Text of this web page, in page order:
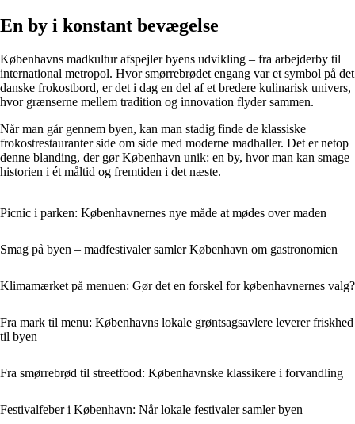
En by i konstant bevægelse
Københavns madkultur afspejler byens udvikling – fra arbejderby til
international metropol. Hvor smørrebrødet engang var et symbol på det
danske frokostbord, er det i dag en del af et bredere kulinarisk univers,
hvor grænserne mellem tradition og innovation flyder sammen.
Når man går gennem byen, kan man stadig finde de klassiske
frokostrestauranter side om side med moderne madhaller. Det er netop
denne blanding, der gør København unik: en by, hvor man kan smage
historien i ét måltid og fremtiden i det næste.
Picnic i parken: Københavnernes nye måde at mødes over maden
Smag på byen – madfestivaler samler København om gastronomien
Klimamærket på menuen: Gør det en forskel for københavnernes valg?
Fra mark til menu: Københavns lokale grøntsagsavlere leverer friskhed
til byen
Fra smørrebrød til streetfood: Københavnske klassikere i forvandling
Festivalfeber i København: Når lokale festivaler samler byen